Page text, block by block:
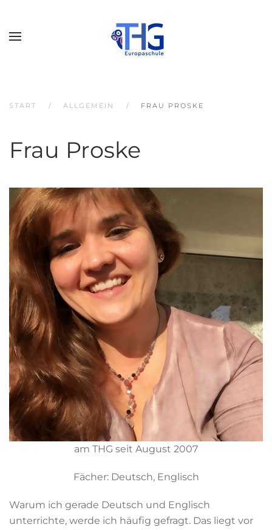
START ALLGEMEIN FRAU PROSKE
Frau Proske
am THG seit August 2007
Fächer: Deutsch, Englisch
Warum ich gerade Deutsch und Englisch
unterrichte, werde ich häufig gefragt. Das liegt vor